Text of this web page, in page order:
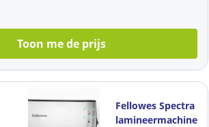
Toon me de prijs
Fellowes Spectra
lamineermachine,